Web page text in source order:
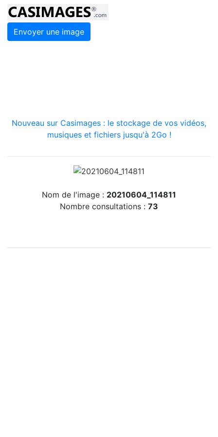
Envoyer une image
Nouveau sur Casimages : le stockage de vos vidéos,
musiques et fichiers jusqu'à 2Go !
Nom de l'image : 20210604_114811
Nombre consultations : 73